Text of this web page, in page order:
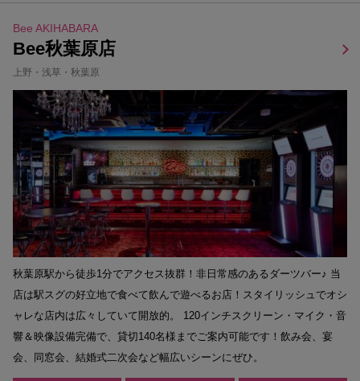
Bee AKIHABARA
Bee秋葉原店
上野・浅草・秋葉原
秋葉原駅から徒歩1分でアクセス抜群！非日常感のあるダーツバー♪ 当
店は駅スグの好立地で食べて飲んで遊べるお店！スタイリッシュでオシ
ャレな店内は広々していて開放的。 120インチスクリーン・マイク・音
響＆映像設備完備で、貸切140名様までご案内可能です！飲み会、宴
会、同窓会、結婚式二次会など幅広いシーンにぜひ。